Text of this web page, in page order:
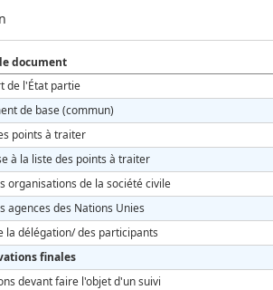
document
de l'État partie
de base (commun)
points à traiter
à la liste des points à traiter
organisations de la société civile
agences des Nations Unies
la délégation/ des participants
finales
devant faire l'objet d'un suivi